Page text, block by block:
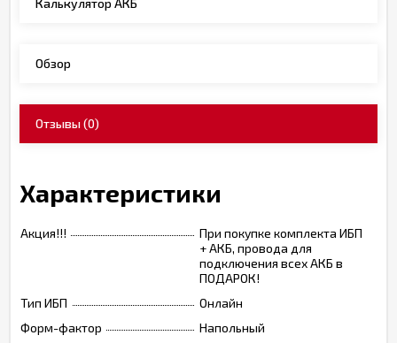
Калькулятор АКБ
Обзор
Отзывы(0)
Характеристики
Акция!!!
При покупке комплекта ИБП
+ АКБ, провода для
подключения всех АКБ в
ПОДАРОК!
Тип ИБП
Онлайн
Форм-фактор
Напольный